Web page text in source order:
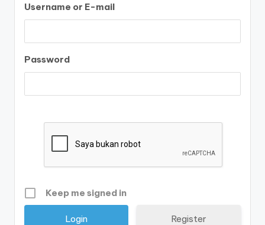
Username or E-mail
Password
Keep me signed in
Register